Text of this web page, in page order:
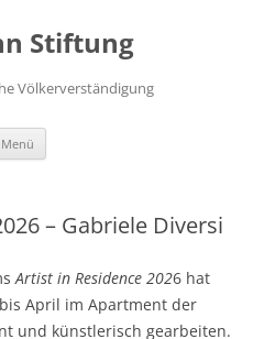
Stiftung
Völkerverständigung
Menü
– Gabriele Diversi
Artist in Residence 2026 hat
April im Apartment der
und künstlerisch gearbeiten.